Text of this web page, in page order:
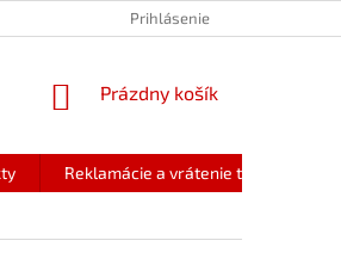
Prihlásenie
NÁKUPNÝ
Prázdny košík
Reklamácie a vrátenie tovaru